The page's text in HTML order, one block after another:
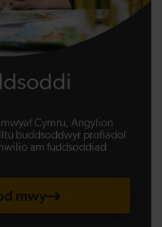
Cymru, Angylion
buddsoddwyr profiadol
am fuddsoddiad
mwy